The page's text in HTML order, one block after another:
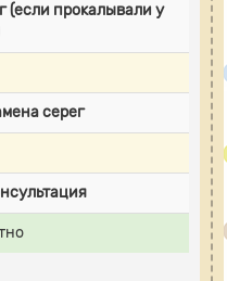
(если прокалывали у
серег